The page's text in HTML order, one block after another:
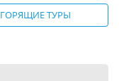
ГОРЯЩИЕ ТУРЫ